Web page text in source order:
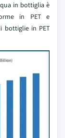
in bottiglia è
in PET e
bottiglie in PET